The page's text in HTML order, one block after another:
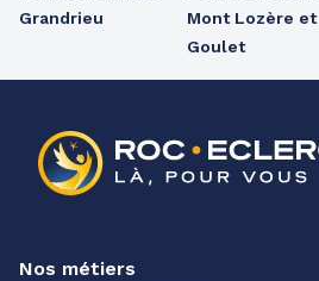
Grandrieu
Mont Lozère et
Goulet
Nos métiers